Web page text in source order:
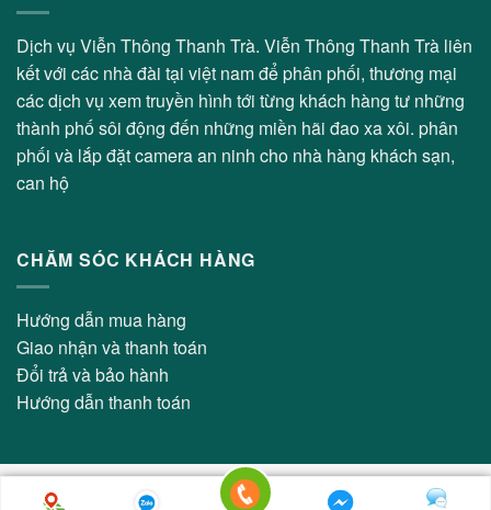
Dịch vụ Viễn Thông Thanh Trà. Viễn Thông Thanh Trà liên
kết với các nhà đài tại việt nam để phân phối, thương mại
các dịch vụ xem truyền hình tới từng khách hàng tư những
thành phố sôi động đến những miền hãi đao xa xôi. phân
phối và lắp đặt camera an ninh cho nhà hàng khách sạn,
can hộ
CHĂM SÓC KHÁCH HÀNG
Hướng dẫn mua hàng
Giao nhận và thanh toán
Đổi trả và bảo hành
Hướng dẫn thanh toán
Copyright 2026 © Viễn Thông Thanh Trà - Thiết kế bởi:
Thiết Kế